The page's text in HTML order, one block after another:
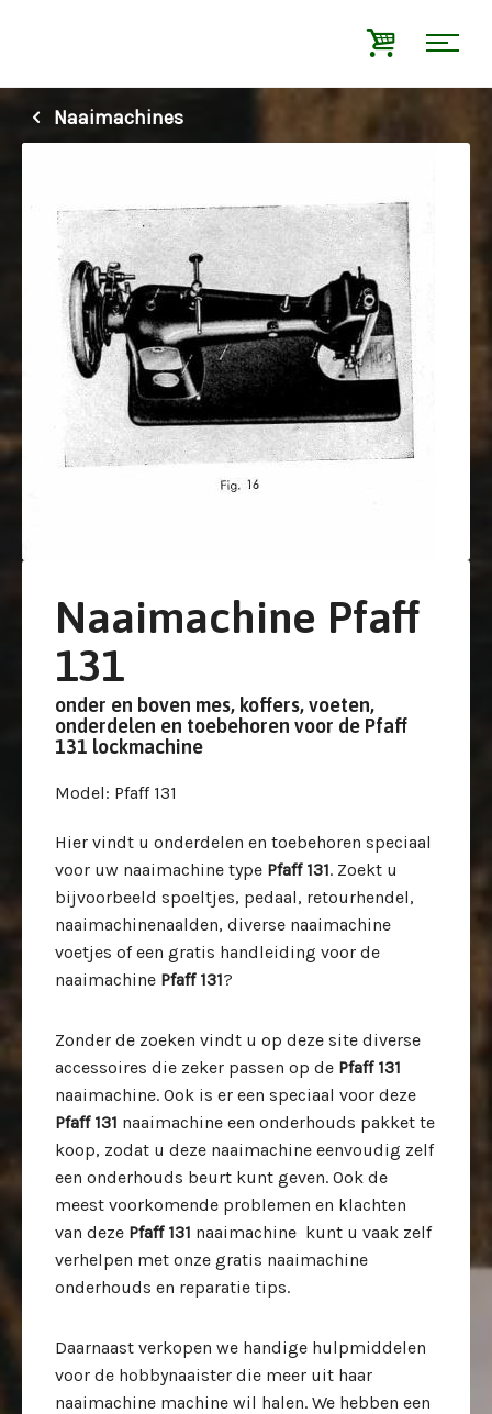
Naaimachines
Naaimachine Pfaff
131
onder en boven mes, koffers, voeten,
onderdelen en toebehoren voor de Pfaff
131 lockmachine
Model: Pfaff 131
Hier vindt u onderdelen en toebehoren speciaal
voor uw naaimachine type Pfaff 131. Zoekt u
bijvoorbeeld spoeltjes, pedaal, retourhendel,
naaimachinenaalden, diverse naaimachine
voetjes of een gratis handleiding voor de
naaimachine Pfaff 131?
Zonder de zoeken vindt u op deze site diverse
accessoires die zeker passen op de Pfaff 131
naaimachine. Ook is er een speciaal voor deze
Pfaff 131 naaimachine een onderhouds pakket te
koop, zodat u deze naaimachine eenvoudig zelf
een onderhouds beurt kunt geven. Ook de
meest voorkomende problemen en klachten
van deze Pfaff 131 naaimachine kunt u vaak zelf
verhelpen met onze gratis naaimachine
onderhouds en reparatie tips.
Daarnaast verkopen we handige hulpmiddelen
voor de hobbynaaister die meer uit haar
naaimachine machine wil halen. We hebben een